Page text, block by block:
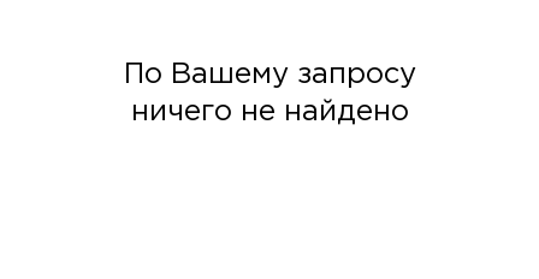
По Вашему запросу
ничего не найдено